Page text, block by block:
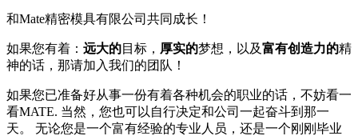
和Mate精密模具有限公司共同成长！
如果您有着： 远大的目标， 厚实的梦想，以及富有创造力的精
神的话，那请加入我们的团队！
如果您已准备好从事一份有着各种机会的职业的话，不妨看一
看MATE. 当然，您也可以自行决定和公司一起奋斗到那一
天。 无论您是一个富有经验的专业人员，还是一个刚刚毕业